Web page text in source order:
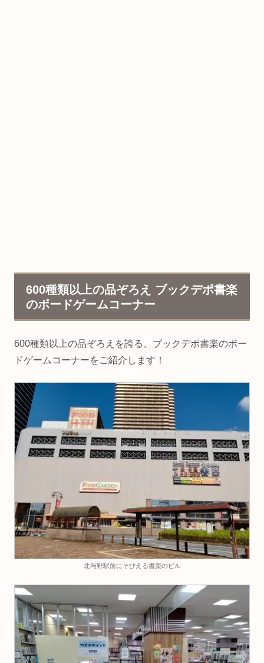
600種類以上の品ぞろえ ブックデポ書楽
のボードゲームコーナー
600種類以上の品ぞろえを誇る、ブックデポ書楽のボー
ドゲームコーナーをご紹介します！
北与野駅前にそびえる書楽のビル